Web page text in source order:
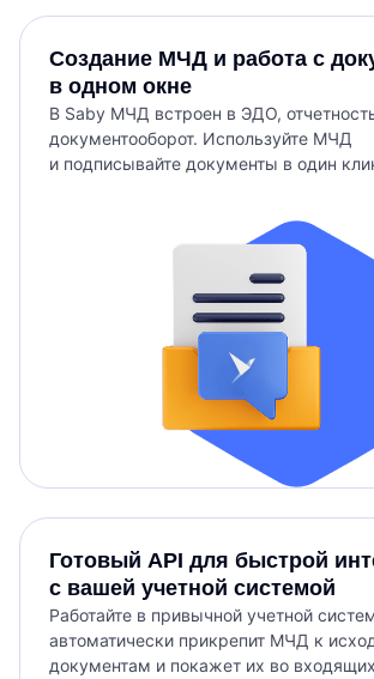
Создание МЧД и работа с
в одном окне
В Saby МЧД встроен в ЭДО,
документооборот. Используйте МЧД
и подписывайте документы в один
Готовый API для быстрой
с вашей учетной системой
Работайте в привычной учетной
автоматически прикрепит МЧД к
документам и покажет их во